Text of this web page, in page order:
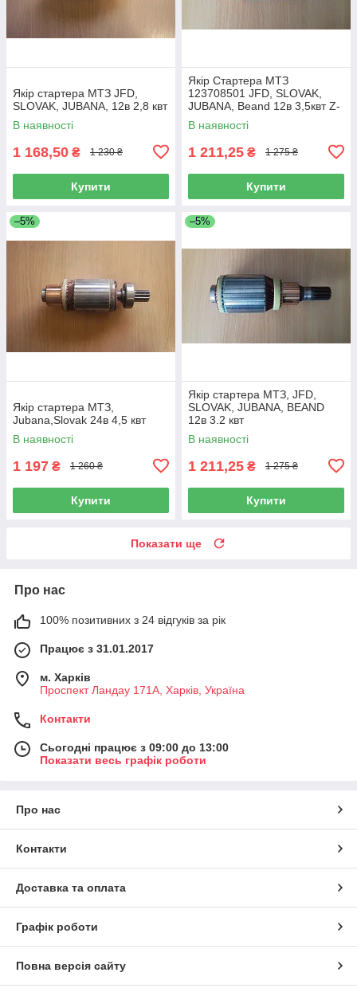
Якір стартера МТЗ JFD,
SLOVAK, JUBANA, 12в 2,8 квт
В наявності
1 168,50 ₴ 1 230 ₴
Купити
Якір Стартера МТЗ
123708501 JFD, SLOVAK,
JUBANA, Beand 12в 3,5квт Z-
9 (Melstarter)
В наявності
1 211,25 ₴ 1 275 ₴
Купити
–5%
Якір стартера МТЗ,
Jubana,Slovak 24в 4,5 квт
В наявності
1 197 ₴ 1 260 ₴
Купити
–5%
Якір стартера МТЗ, JFD,
SLOVAK, JUBANA, BEAND
12в 3.2 квт
В наявності
1 211,25 ₴ 1 275 ₴
Купити
Показати ще
Про нас
100% позитивних з 24 відгуків за рік
Працює з 31.01.2017
м. Харків
Проспект Ландау 171А, Харків, Україна
Контакти
Сьогодні працює з 09:00 до 13:00
Показати весь графік роботи
Про нас
Контакти
Доставка та оплата
Графік роботи
Повна версія сайту